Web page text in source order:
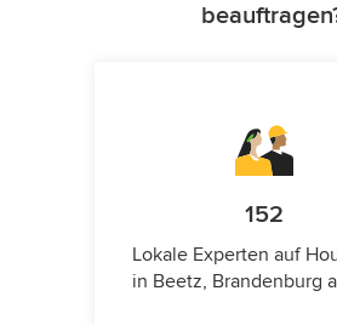
152
Lokale Experten auf
in Beetz, Brandenburg